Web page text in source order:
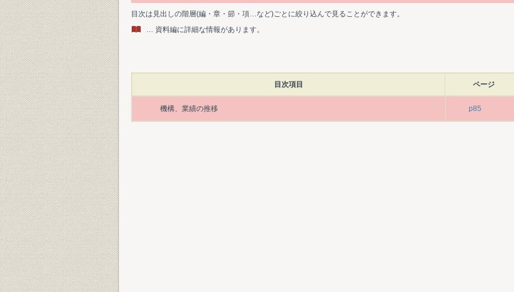
目次は見出しの階層(編・章・節・項…など)ごとに絞り込んで見ることができます。
… 資料編に詳細な情報があります。
目次項目 ページ
機構、業績の推移 p85